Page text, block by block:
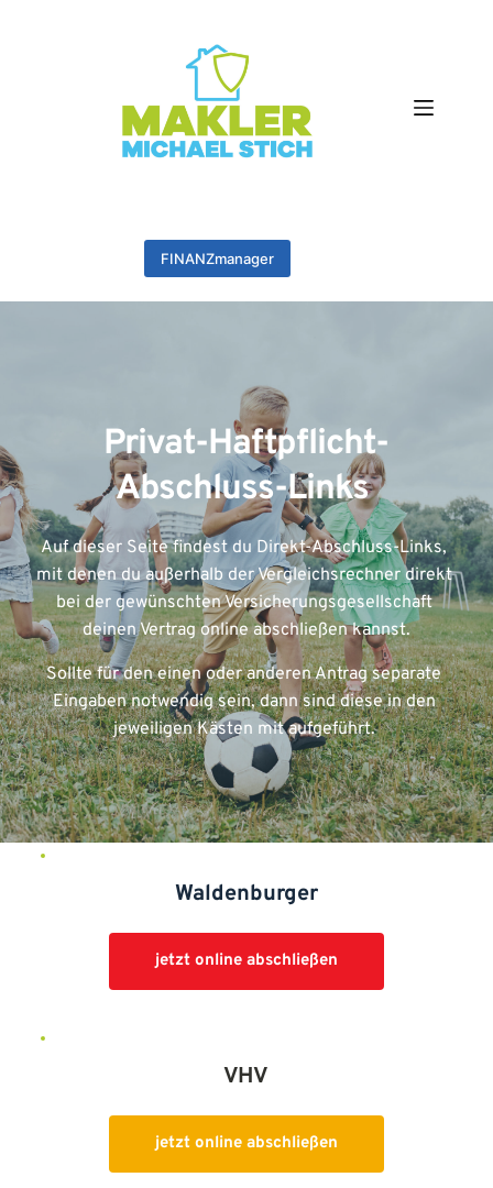
FINANZmanager
Privat-Haftpflicht-
Abschluss-Links
Auf dieser Seite findest du Direkt-Abschluss-Links,
mit denen du außerhalb der Vergleichsrechner direkt
bei der gewünschten Versicherungsgesellschaft
deinen Vertrag online abschließen kannst.
Sollte für den einen oder anderen Antrag separate
Eingaben notwendig sein, dann sind diese in den
jeweiligen Kästen mit aufgeführt.
Waldenburger
jetzt online abschließen
VHV
jetzt online abschließen